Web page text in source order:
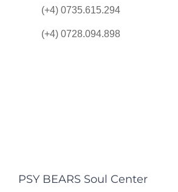
(+4) 0735.615.294
(+4) 0728.094.898
PSY BEARS Soul Center